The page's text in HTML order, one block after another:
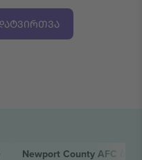
Newport County AFC